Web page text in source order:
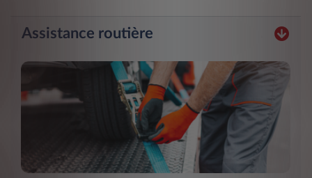
Assistance routière